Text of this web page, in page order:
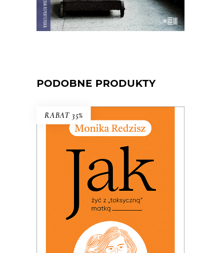
E-BOOK DO KOSZYKA
PODOBNE PRODUKTY
RABAT 35%
JAK ŻYĆ Z „TOKSYCZNĄ”
MATKĄ
PREMIERA: 24 listopada 2025
49.99zł 32.49
KSIĄŻKA DO KOSZYKA